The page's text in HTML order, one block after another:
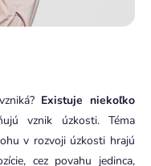
Existuje niekoľko
vznik úzkosti. Téma
v rozvoji úzkosti hrajú
cez povahu jedinca,